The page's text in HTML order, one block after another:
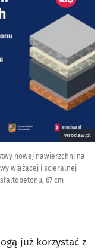
wroclaw.pl
nowej nawierzchni na
wiążącej i ścieralnej
67 cm
już korzystać z